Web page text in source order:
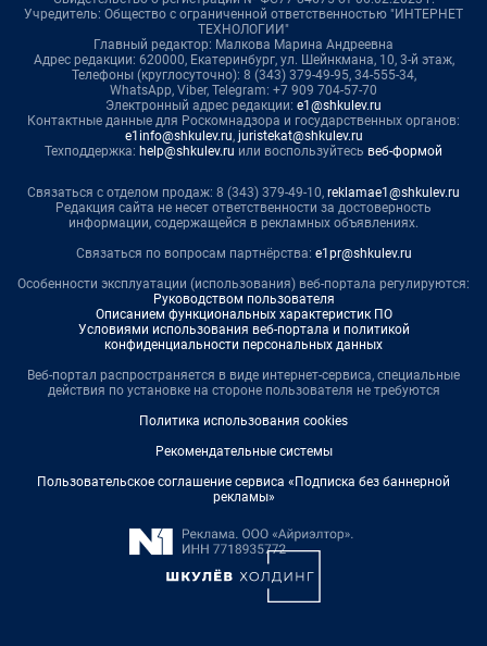
Учредитель: Общество с ограниченной ответственностью "ИНТЕРНЕТ
ТЕХНОЛОГИИ"
Главный редактор: Малкова Марина Андреевна
Адрес редакции: 620000, Екатеринбург, ул. Шейнкмана, 10, 3-й этаж,
Телефоны (круглосуточно): 8 (343) 379-49-95, 34-555-34,
WhatsApp, Viber, Telegram: +7 909 704-57-70
Электронный адрес редакции: e1@shkulev.ru
Контактные данные для Роскомнадзора и государственных органов:
e1info@shkulev.ru, juristekat@shkulev.ru
Техподдержка: help@shkulev.ru или воспользуйтесь веб-формой
Связаться с отделом продаж: 8 (343) 379-49-10, reklamae1@shkulev.ru
Редакция сайта не несет ответственности за достоверность
информации, содержащейся в рекламных объявлениях.
Связаться по вопросам партнёрства: e1pr@shkulev.ru
Особенности эксплуатации (использования) веб-портала регулируются:
Руководством пользователя
Описанием функциональных характеристик ПО
Условиями использования веб-портала и политикой
конфиденциальности персональных данных
Веб-портал распространяется в виде интернет-сервиса, специальные
действия по установке на стороне пользователя не требуются
Политика использования cookies
Рекомендательные системы
Пользовательское соглашение сервиса «Подписка без баннерной
рекламы»